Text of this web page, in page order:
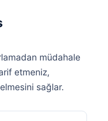
müdahale
etmeniz,
sağlar.